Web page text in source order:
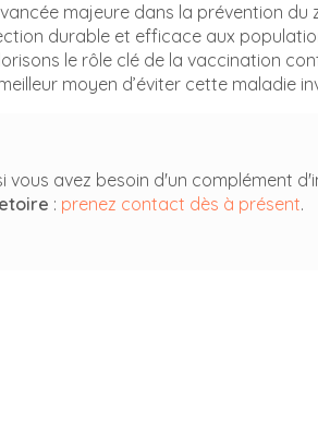
majeure dans la prévention du
durable et efficace aux
le rôle clé de la vaccination
moyen d’éviter cette maladie
vous avez besoin d'un complément
: prenez contact dès à présent.